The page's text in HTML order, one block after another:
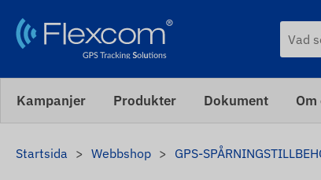
Kampanjer Produkter Dokument Om
Startsida Webbshop GPS-